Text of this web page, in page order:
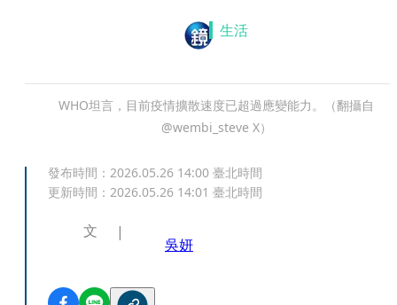
生活
WHO坦言，目前疫情擴散速度已超過應變能力。（翻攝自
@wembi_steve X）
發布時間： 2026.05.26 14:00 臺北時間
更新時間： 2026.05.26 14:01 臺北時間
文
吳妍